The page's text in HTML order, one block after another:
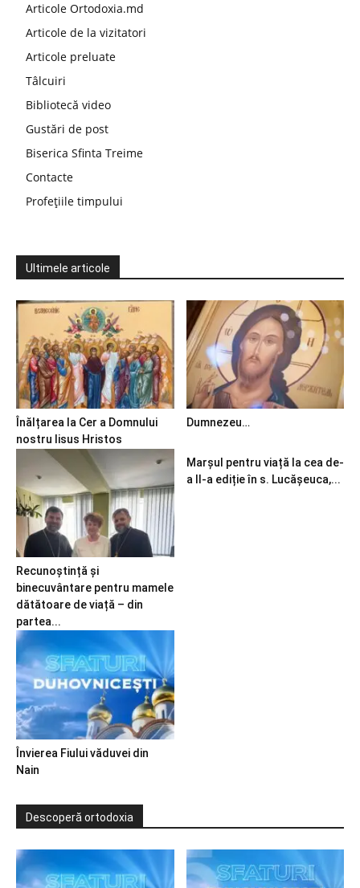
Articole Ortodoxia.md
Articole de la vizitatori
Articole preluate
Tâlcuiri
Bibliotecă video
Gustări de post
Biserica Sfinta Treime
Contacte
Profețiile timpului
Ultimele articole
Înălțarea la Cer a Domnului
nostru Iisus Hristos
Dumnezeu…
Recunoștință și
binecuvântare pentru mamele
dătătoare de viață – din
partea...
Marșul pentru viață la cea de-
a II-a ediție în s. Lucășeuca,...
Învierea Fiului văduvei din
Nain
Descoperă ortodoxia